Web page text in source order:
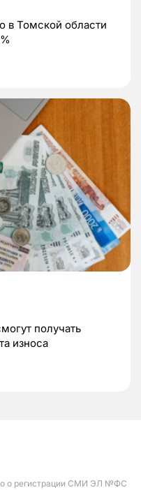
в Томской области
получать
износа
о регистрации СМИ ЭЛ №ФС